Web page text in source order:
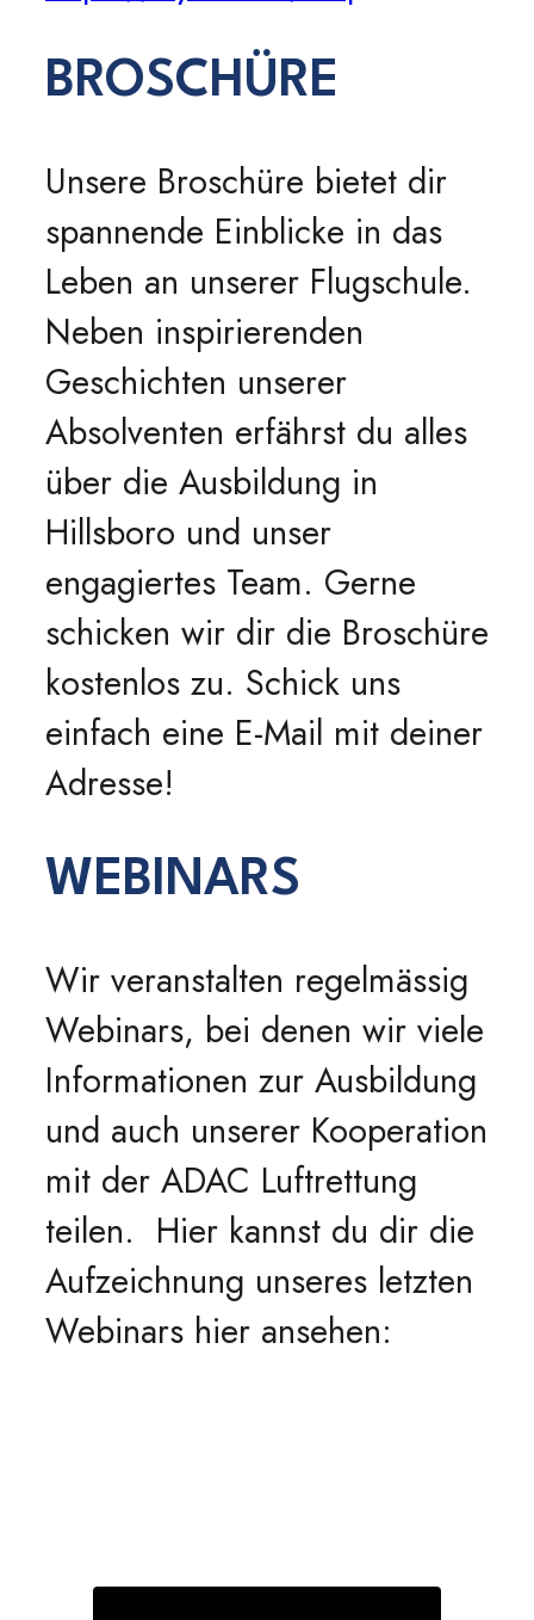
BROSCHÜRE
Unsere Broschüre bietet dir
spannende Einblicke in das
Leben an unserer Flugschule.
Neben inspirierenden
Geschichten unserer
Absolventen erfährst du alles
über die Ausbildung in
Hillsboro und unser
engagiertes Team. Gerne
schicken wir dir die Broschüre
kostenlos zu. Schick uns
einfach eine E-Mail mit deiner
Adresse!
WEBINARS
Wir veranstalten regelmässig
Webinars, bei denen wir viele
Informationen zur Ausbildung
und auch unserer Kooperation
mit der ADAC Luftrettung
teilen. Hier kannst du dir die
Aufzeichnung unseres letzten
Webinars hier ansehen: